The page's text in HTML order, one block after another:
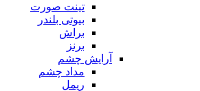
تینت صورت
بیوتی بلندر
براش
برنز
آرایش چشم
مداد چشم
ریمل